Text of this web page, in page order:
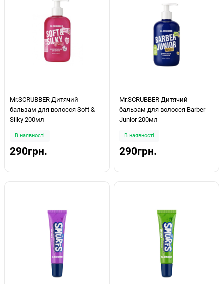
Mr.SCRUBBER Дитячий
бальзам для волосся Soft &
Silky 200мл
В наявності
290грн.
Mr.SCRUBBER Дитячий
бальзам для волосся Barber
Junior 200мл
В наявності
290грн.